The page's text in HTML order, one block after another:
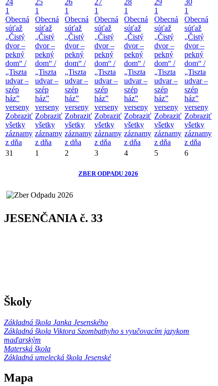
1
Obecná
súťaž
„Čistý
dvor –
pekný
dom“ /
„Tiszta
udvar –
szép
ház”
verseny
Zobraziť
všetky
záznamy
z dňa
1
Obecná
súťaž
„Čistý
dvor –
pekný
dom“ /
„Tiszta
udvar –
szép
ház”
verseny
Zobraziť
všetky
záznamy
z dňa
1
Obecná
súťaž
„Čistý
dvor –
pekný
dom“ /
„Tiszta
udvar –
szép
ház”
verseny
Zobraziť
všetky
záznamy
z dňa
1
Obecná
súťaž
„Čistý
dvor –
pekný
dom“ /
„Tiszta
udvar –
szép
ház”
verseny
Zobraziť
všetky
záznamy
z dňa
1
Obecná
súťaž
„Čistý
dvor –
pekný
dom“ /
„Tiszta
udvar –
szép
ház”
verseny
Zobraziť
všetky
záznamy
z dňa
1
Obecná
súťaž
„Čistý
dvor –
pekný
dom“ /
„Tiszta
udvar –
szép
ház”
verseny
Zobraziť
všetky
záznamy
z dňa
1
Obecná
súťaž
„Čistý
dvor –
pekný
dom“ /
„Tiszta
udvar –
szép
ház”
verseny
Zobraziť
všetky
záznamy
z dňa
31
1 2 3 4 5 6
ZBER ODPADU 2026
JESENČANIA č. 33
Školy
Základná škola Janka Jesenského
Základná škola Viktora Szombathyho s vyučovacím jazykom
maďarským
Materská škola
Základná umelecká škola Jesenské
Mapa